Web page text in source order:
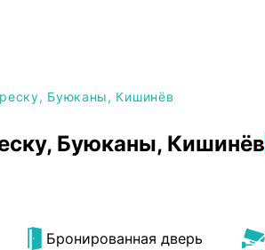
Буюканы, Кишинёв
Буюканы, Кишинёв
Бронированная дверь